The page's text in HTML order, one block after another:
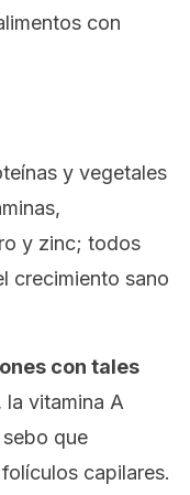
con
y vegetales
y zinc; todos
crecimiento sano
con tales
la vitamina A
que
capilares.